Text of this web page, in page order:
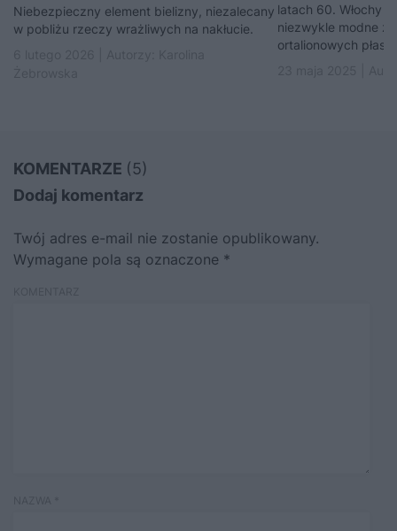
Niebezpieczny element bielizny, niezalecany
w pobliżu rzeczy wrażliwych na nakłucie.
latach 60. Włochy
niezwykle modne
ortalionowych
KOMENTARZE (5)
Dodaj komentarz
Twój adres e-mail nie zostanie opublikowany.
Wymagane pola są oznaczone *